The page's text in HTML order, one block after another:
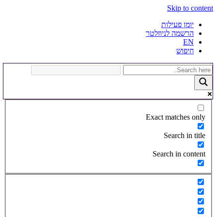
Skip to content
יומן פעילות
הרשמה לניוזלטר
EN
חיפוש
Exact matches only
Search in title
Search in content